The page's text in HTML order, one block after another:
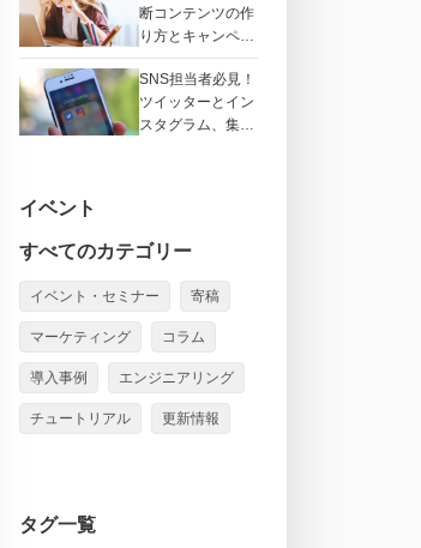
断コンテンツの作
り方とキャンペー
ンで伸ばすコツと
は？
SNS担当者必見！
ツイッターとイン
スタグラム、集
イベント
すべてのカテゴリー
イベント・セミナー 寄稿
マーケティング コラム
導入事例 エンジニアリング
チュートリアル 更新情報
タグ一覧